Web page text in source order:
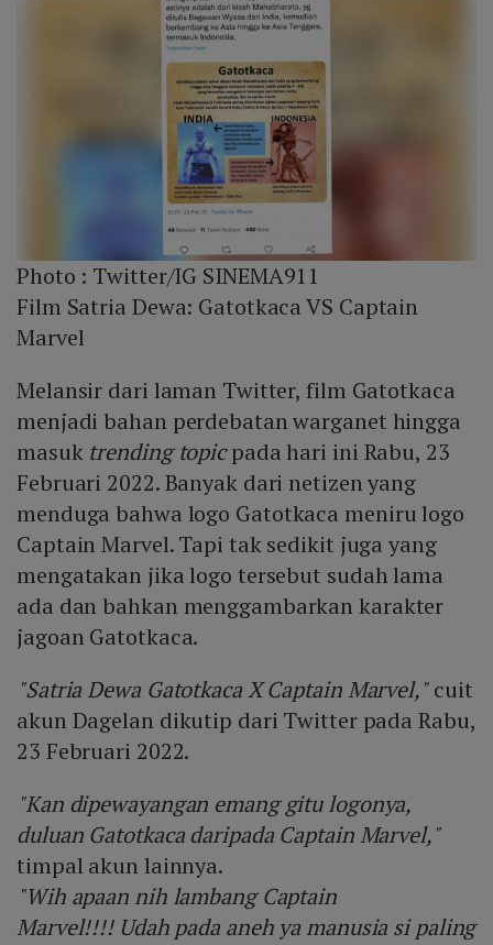
Photo : Twitter/IG SINEMA911
Film Satria Dewa: Gatotkaca VS Captain
Marvel
Melansir dari laman Twitter, film Gatotkaca
menjadi bahan perdebatan warganet hingga
masuktrending topicpada hari ini Rabu, 23
Februari 2022. Banyak dari netizen yang
menduga bahwa logo Gatotkaca meniru logo
Captain Marvel. Tapi tak sedikit juga yang
mengatakan jika logo tersebut sudah lama
ada dan bahkan menggambarkan karakter
jagoan Gatotkaca.
"Satria Dewa Gatotkaca X Captain Marvel,"cuit
akun Dagelan dikutip dari Twitter pada Rabu,
23 Februari 2022.
"Kan dipewayangan emang gitu logonya,
duluan Gatotkaca daripada Captain Marvel,"
timpal akun lainnya.
"Wih apaan nih lambang Captain
Marvel!!!! Udah pada aneh ya manusia si paling